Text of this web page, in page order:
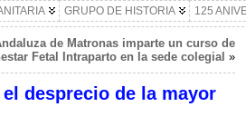
GRUPO DE HISTORIA 125
de Matronas imparte un curso de
Fetal Intraparto en la sede colegial »
desprecio de la mayor